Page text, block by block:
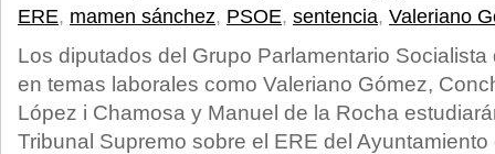
ERE, mamen sánchez, PSOE, sentencia, Valeriano
Los diputados del Grupo Parlamentario
en temas laborales como Valeriano Gómez,
López i Chamosa y Manuel de la Rocha
Tribunal Supremo sobre el ERE del